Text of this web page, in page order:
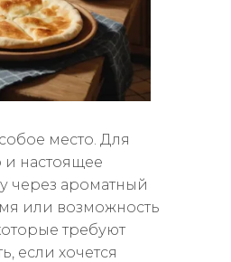
место. Для
и настоящее
через ароматный
или возможность
требуют
если хочется